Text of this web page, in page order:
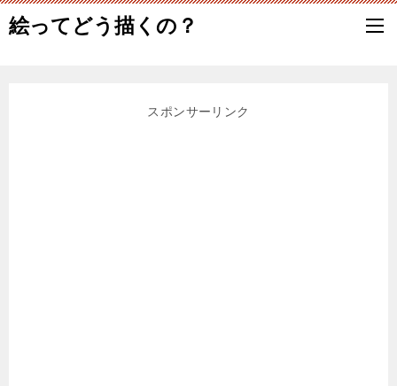
絵ってどう描くの？
スポンサーリンク